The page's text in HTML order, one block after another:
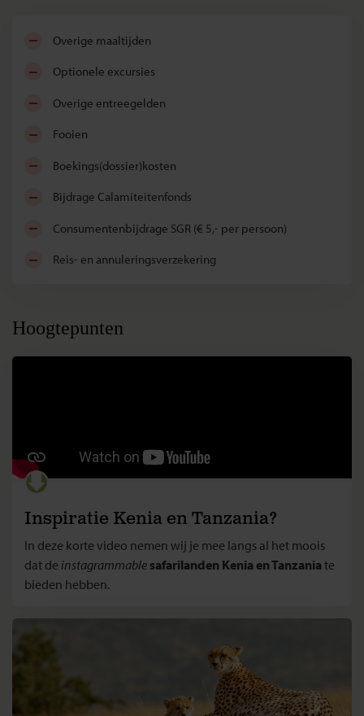
overige maaltijden
optionele excursies
overige entreegelden
fooien
boekings(dossier)kosten
bijdrage Calamiteitenfonds
consumentenbijdrage SGR (€ 5,- per persoon)
reis- en annuleringsverzekering
Hoogtepunten
Inspiratie Kenia en Tanzania?
In deze korte video nemen wij je mee langs al het moois
dat de instagrammable safarilanden Kenia en Tanzaniate
bieden hebben.